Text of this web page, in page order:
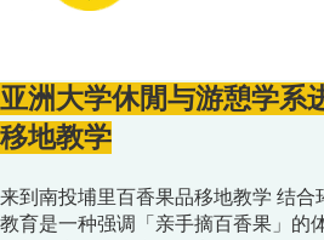
亚洲大学休閒与游憩学系
移地教学
来到南投埔里百香果品移地教学 结合
教育是一种强调「亲手摘百香果」的